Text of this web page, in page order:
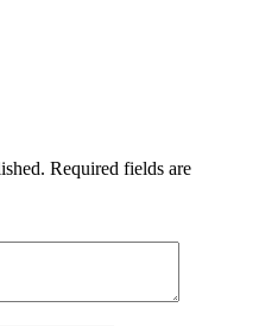
Required fields are